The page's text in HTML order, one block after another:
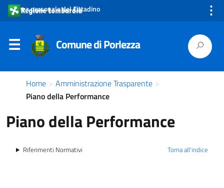
Area personale del Cittadino ⋮
Comune di Porlezza
Home > Amministrazione Trasparente >
Piano della Performance
Piano della Performance
Torna all'indice
Riferimenti Normativi